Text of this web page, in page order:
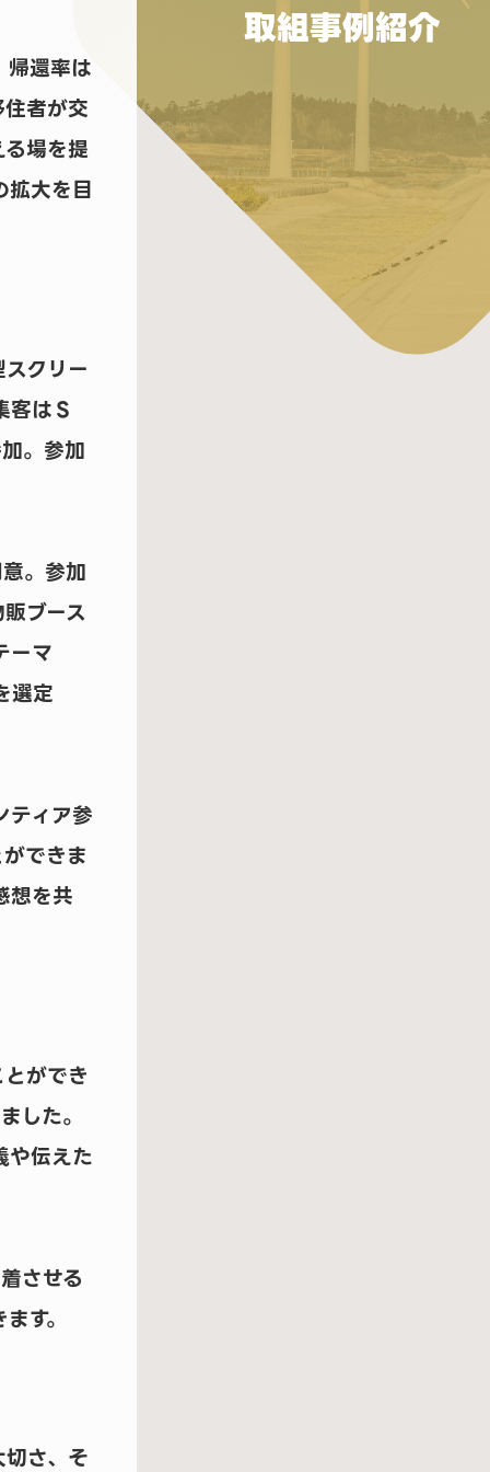
帰還率は
者が交
場を提
拡大を目
クリー
はＳ
。参加
。参加
ブース
ーマ
選定
ティア参
できま
想を共
ができ
した。
や伝えた
させる
す。
さ、そ
取組事例紹介